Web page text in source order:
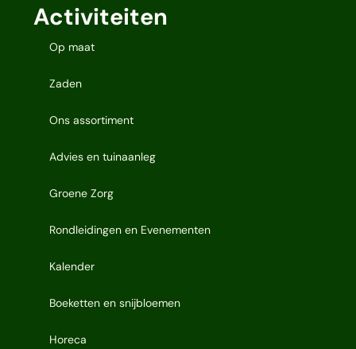
Activiteiten
Op maat
Zaden
Ons assortiment
Advies en tuinaanleg
Groene Zorg
Rondleidingen en Evenementen
Kalender
Boeketten en snijbloemen
Horeca